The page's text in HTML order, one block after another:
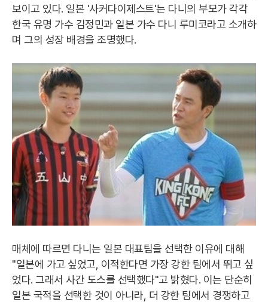
보이고 있다. 일본 '사커다이제스트'는 다니의 부모가 각각
한국 유명 가수 김정민과 일본 가수 다니 루미코라고 소개하
며 그의 성장 배경을 조명했다.
매체에 따르면 다니는 일본 대표팀을 선택한 이유에 대해
"일본에 가고 싶었고, 이적한다면 가장 강한 팀에서 뛰고 싶
었다. 그래서 사간 도스를 선택했다"고 밝혔다. 이는 단순히
일본 국적을 선택한 것이 아니라, 더 강한 팀에서 경쟁하고